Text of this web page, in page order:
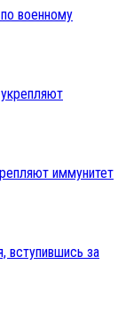
военному
иммунитет